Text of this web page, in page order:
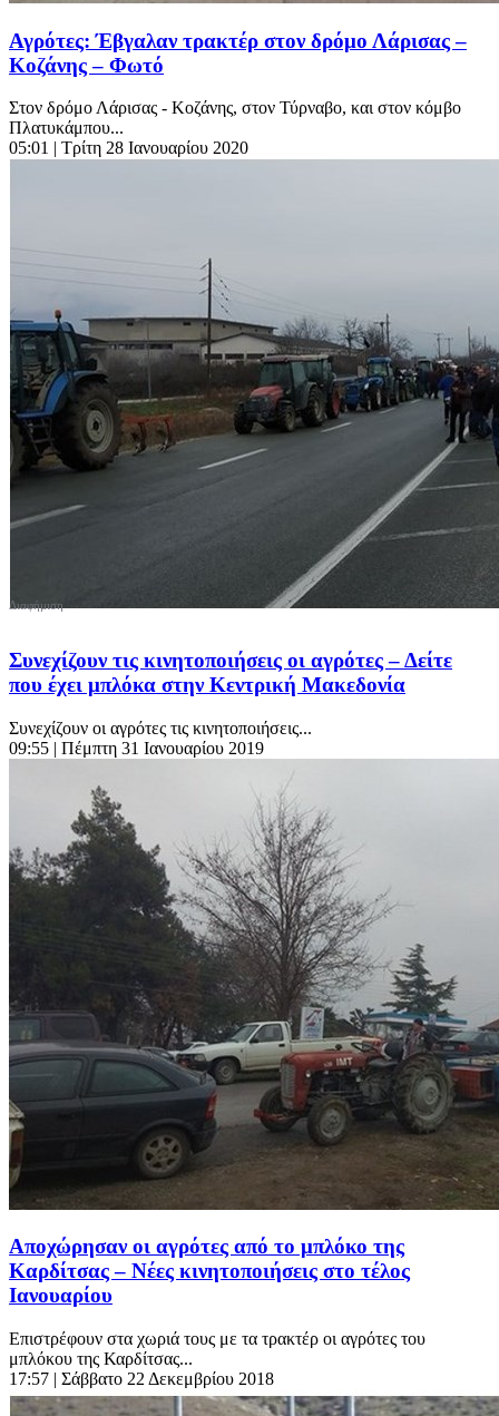
Αγρότες: Έβγαλαν τρακτέρ στον δρόμο Λάρισας –
Κοζάνης – Φωτό
Στον δρόμο Λάρισας - Κοζάνης, στον Τύρναβο, και στον κόμβο
Πλατυκάμπου...
05:01 | Τρίτη 28 Ιανουαρίου 2020
Συνεχίζουν τις κινητοποιήσεις οι αγρότες – Δείτε
που έχει μπλόκα στην Κεντρική Μακεδονία
Συνεχίζουν οι αγρότες τις κινητοποιήσεις...
09:55 | Πέμπτη 31 Ιανουαρίου 2019
Αποχώρησαν οι αγρότες από το μπλόκο της
Καρδίτσας – Νέες κινητοποιήσεις στο τέλος
Ιανουαρίου
Επιστρέφουν στα χωριά τους με τα τρακτέρ οι αγρότες του
μπλόκου της Καρδίτσας...
17:57 | Σάββατο 22 Δεκεμβρίου 2018